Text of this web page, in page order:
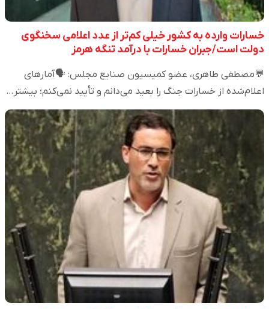
خسارات وارده به کشور خیلی کم‌تر از عدد اعلامی سخنگوی
دولت است/جبران خسارات با درآمد تنگه هرمز
💬مصطفی طاهری، عضو کمیسیون صنایع مجلس: 🗣️آمارهای
اعلام‌شده از خسارات جنگ را بعید می‌دانم و تأیید نمی‌کنم؛ بیشتر…